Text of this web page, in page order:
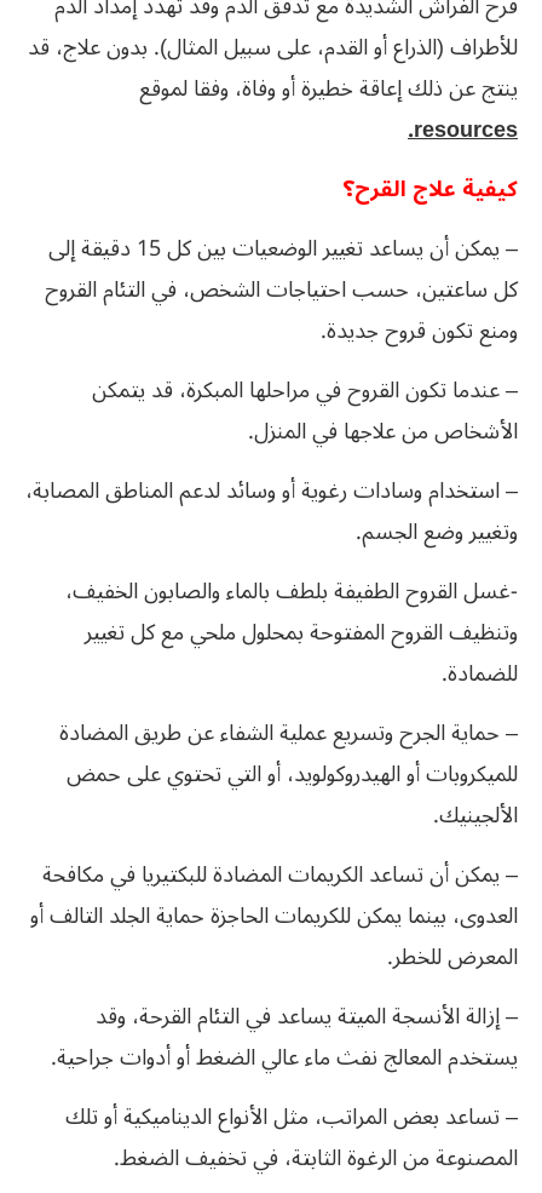
للأطراف (الذراع أو القدم، على سبيل المثال). بدون علاج، قد
ينتج عن ذلك إعاقة خطيرة أو وفاة، وفقا لموقع
resources.
كيفية علاج القرح؟
– يمكن أن يساعد تغيير الوضعيات بين كل 15 دقيقة إلى
كل ساعتين، حسب احتياجات الشخص، في التئام القروح
ومنع تكون قروح جديدة.
– عندما تكون القروح في مراحلها المبكرة، قد يتمكن
الأشخاص من علاجها في المنزل.
– استخدام وسادات رغوية أو وسائد لدعم المناطق المصابة،
وتغيير وضع الجسم.
-غسل القروح الطفيفة بلطف بالماء والصابون الخفيف،
وتنظيف القروح المفتوحة بمحلول ملحي مع كل تغيير
للضمادة.
– حماية الجرح وتسريع عملية الشفاء عن طريق المضادة
للميكروبات أو الهيدروكولويد، أو التي تحتوي على حمض
الألجينيك.
– يمكن أن تساعد الكريمات المضادة للبكتيريا في مكافحة
العدوى، بينما يمكن للكريمات الحاجزة حماية الجلد التالف أو
المعرض للخطر.
– إزالة الأنسجة الميتة يساعد في التئام القرحة، وقد
يستخدم المعالج نفث ماء عالي الضغط أو أدوات جراحية.
– تساعد بعض المراتب، مثل الأنواع الديناميكية أو تلك
المصنوعة من الرغوة الثابتة، في تخفيف الضغط.